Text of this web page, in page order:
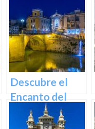
Descubre el
Encanto del
Puente de los
Peligros en